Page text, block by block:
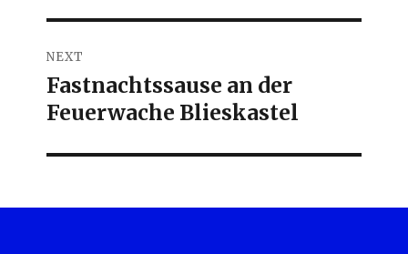
NEXT
Next
post:
Fastnachtssause an der
Feuerwache Blieskastel